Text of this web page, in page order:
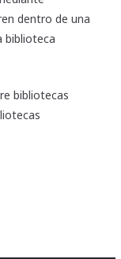
dentro de una
biblioteca
bibliotecas